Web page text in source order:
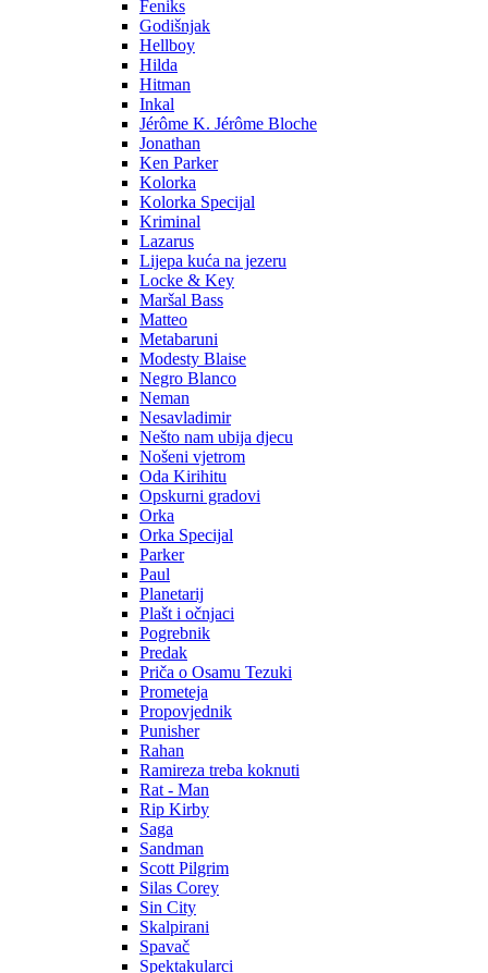
Feniks
Godišnjak
Hellboy
Hilda
Hitman
Inkal
Jérôme K. Jérôme Bloche
Jonathan
Ken Parker
Kolorka
Kolorka Specijal
Kriminal
Lazarus
Lijepa kuća na jezeru
Locke & Key
Maršal Bass
Matteo
Metabaruni
Modesty Blaise
Negro Blanco
Neman
Nesavladimir
Nešto nam ubija djecu
Nošeni vjetrom
Oda Kirihitu
Opskurni gradovi
Orka
Orka Specijal
Parker
Paul
Planetarij
Plašt i očnjaci
Pogrebnik
Predak
Priča o Osamu Tezuki
Prometeja
Propovjednik
Punisher
Rahan
Ramireza treba koknuti
Rat - Man
Rip Kirby
Saga
Sandman
Scott Pilgrim
Silas Corey
Sin City
Skalpirani
Spavač
Spektakularci